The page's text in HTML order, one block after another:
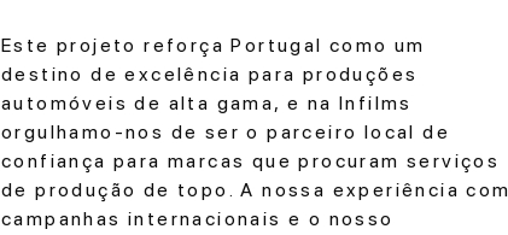
Este projeto reforça Portugal como um
destino de excelência para produções
automóveis de alta gama, e na Infilms
orgulhamo-nos de ser o parceiro local de
confiança para marcas que procuram serviços
de produção de topo. A nossa experiência com
campanhas internacionais e o nosso